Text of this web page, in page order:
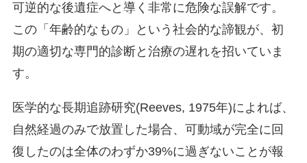
可逆的な後遺症へと導く非常に危険な誤解です。
この「年齢的なもの」という社会的な諦観が、初
期の適切な専門的診断と治療の遅れを招いていま
す。
医学的な長期追跡研究(Reeves, 1975年)によれば、
自然経過のみで放置した場合、可動域が完全に回
復したのは全体のわずか39%に過ぎないことが報